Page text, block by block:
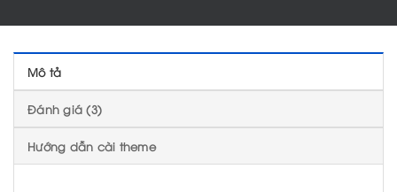
Mô tả
Đánh giá (3)
Hướng dẫn cài theme